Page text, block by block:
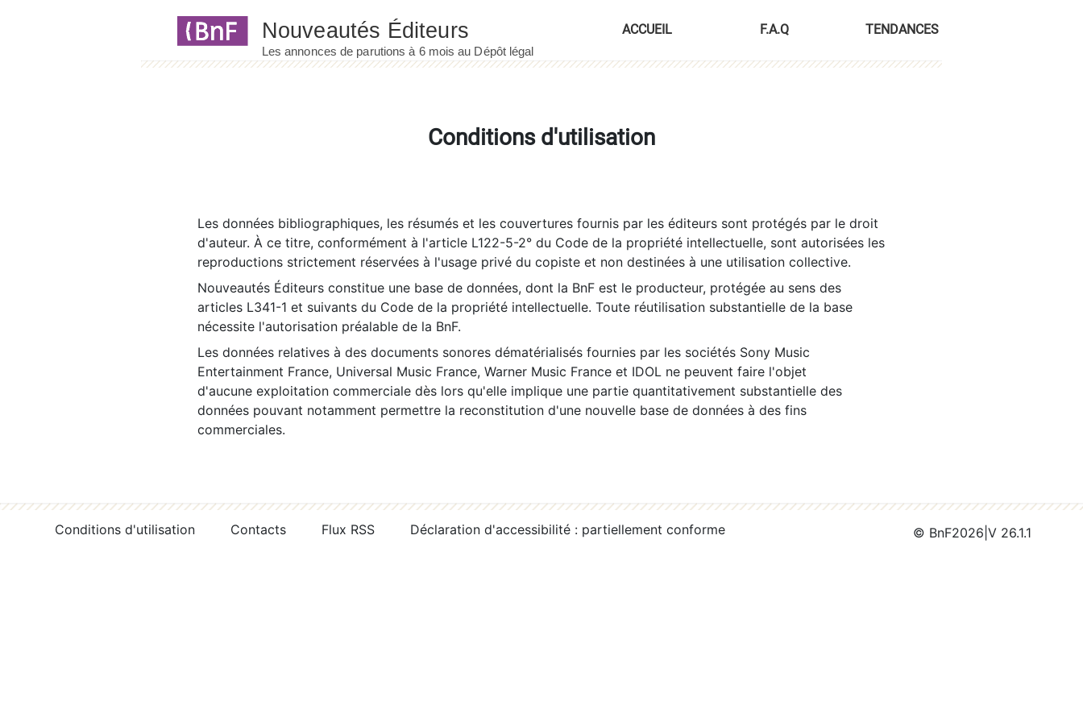
ACCUEIL F.A.Q TENDANCES
Conditions d'utilisation
Les données bibliographiques, les résumés et les couvertures fournis par les éditeurs sont protégés par le droit
d'auteur. À ce titre, conformément à l'article L122-5-2° du Code de la propriété intellectuelle, sont autorisées les
reproductions strictement réservées à l'usage privé du copiste et non destinées à une utilisation collective.
Nouveautés Éditeurs constitue une base de données, dont la BnF est le producteur, protégée au sens des
articles L341-1 et suivants du Code de la propriété intellectuelle. Toute réutilisation substantielle de la base
nécessite l'autorisation préalable de la BnF.
Les données relatives à des documents sonores dématérialisés fournies par les sociétés Sony Music
Entertainment France, Universal Music France, Warner Music France et IDOL ne peuvent faire l'objet
d'aucune exploitation commerciale dès lors qu'elle implique une partie quantitativement substantielle des
données pouvant notamment permettre la reconstitution d'une nouvelle base de données à des fins
commerciales.
Conditions d'utilisation Contacts Flux RSS Déclaration d'accessibilité : partiellement conforme © BnF2026 V 26.1.1